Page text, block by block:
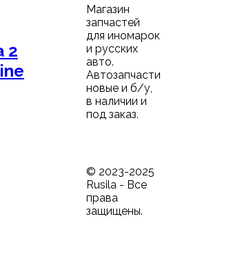
2
Магазин
запчастей
для иномарок
и русских
авто.
Автозапчасти
новые и б/у,
в наличии и
под заказ.
© 2023-2025
Rusila - Все
права
защищены.